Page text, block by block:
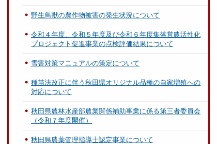
野生鳥獣の農作物被害の発生状況について
令和４年度、令和５年度及び令和６年度集落営農活性化
プロジェクト促進事業の点検評価結果について
雪害対策マニュアルの策定について
種苗法改正に伴う秋田県オリジナル品種の自家増殖への
対応について
秋田県農林水産部農業関係補助事業に係る第三者委員会
（令和７年度開催）
秋田県農薬管理指導士認定事業について